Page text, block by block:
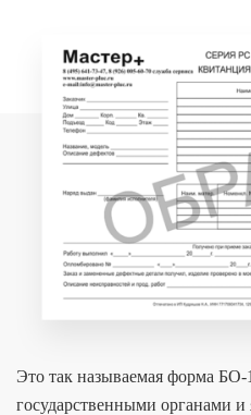
Это так называемая форма БО-
государственными органами